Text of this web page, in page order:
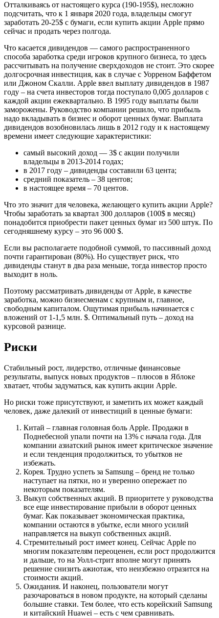
Отталкиваясь от настоящего курса (190-195$), несложно
подсчитать, что к 1 января 2020 года, владельцы смогут
заработать 20-25$ с бумаги, если купить акции Apple прямо
сейчас и продать через полгода.
Что касается дивидендов — самого распространенного
способа заработка среди игроков крупного бизнеса, то здесь
рассчитывать на получение сверхдоходов не стоит. Это скорее
долгосрочная инвестиция, как в случае с Уорреном Баффетом
или Джоном Скалли. Apple ввел выплату дивидендов в 1987
году – на счета инвесторов тогда поступало 0,005 долларов с
каждой акции ежеквартально. В 1995 году выплаты были
заморожены. Руководство компании решило, что прибыль
надо вкладывать в бизнес и оборот ценных бумаг. Выплата
дивидендов возобновилась лишь в 2012 году и к настоящему
времени имеет следующие характеристики:
самый высокий доход — 3$ с акции получили
владельцы в 2013-2014 годах;
в 2017 году – дивиденды составили 63 цента;
средний показатель – 38 центов;
в настоящее время – 70 центов.
Что это значит для человека, желающего купить акции Apple?
Чтобы заработать за квартал 300 долларов (100$ в месяц)
понадобится приобрести пакет ценных бумаг из 500 штук. По
сегодняшнему курсу – это 96 000 $.
Если вы располагаете подобной суммой, то пассивный доход
почти гарантирован (80%). Но существует риск, что
дивиденды станут в два раза меньше, тогда инвестор просто
выходит в ноль.
Поэтому рассматривать дивиденды от Apple, в качестве
заработка, можно бизнесменам с крупным и, главное,
свободным капиталом. Ощутимая прибыль начинается с
вложений от 1-1,5 млн. $. Оптимальный путь – доход на
курсовой разнице.
Риски
Стабильный рост, лидерство, отличные финансовые
результаты, выпуск новых продуктов – плюсов в Яблоке
хватает, чтобы задуматься, как купить акции Apple.
Но риски тоже присутствуют, и заметить их может каждый
человек, даже далекий от инвестиций в ценные бумаги:
Китай – главная головная боль Apple. Продажи в
Поднебесной упали почти на 13% с начала года. Для
компании азиатский рынок имеет критическое значение
и если тенденция продолжиться, то убытков не
избежать.
Корея. Трудно успеть за Samsung – бренд не только
наступает на пятки, но и уверенно опережает по
некоторым показателям.
Выкуп собственных акций. В приоритете у руководства
все еще инвестирование прибыли в оборот ценных
бумаг. Как показывает экономическая практика,
компании остаются в убытке, если много усилий
направляется на выкуп собственных акций.
Стремительный рост имеет конец. Сейчас Apple по
многим показателям переоценен, если рост продолжится
и дальше, то на Уолл-стрит вполне могут принять
решение снизить ажиотаж, что неизбежно отразится на
стоимости акций.
Ожидания. И наконец, пользователи могут
разочароваться в новом продукте, на который сделаны
большие ставки. Тем более, что есть корейский Samsung
и китайский Huawei – есть с чем сравнивать.